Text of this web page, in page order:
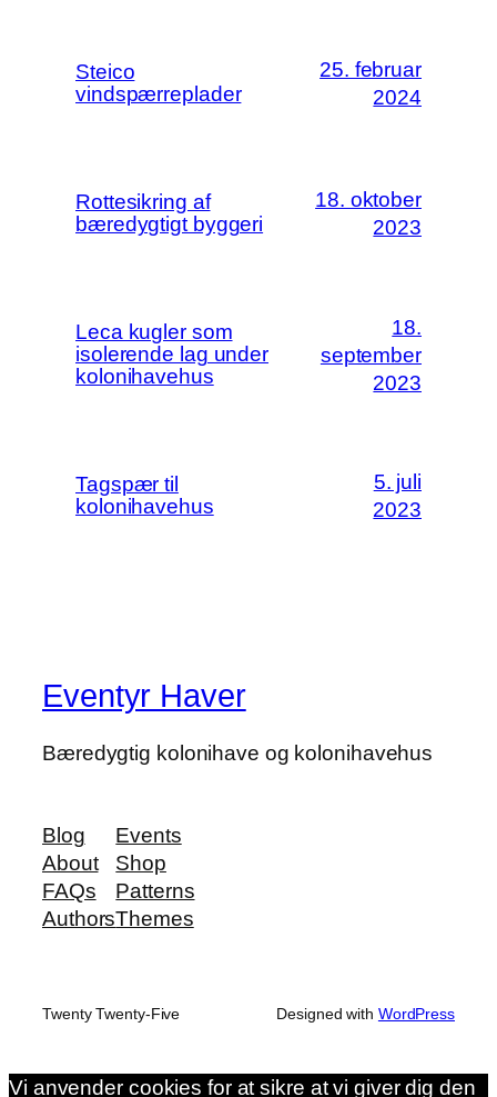
Steico
vindspærreplader
25. februar
2024
Rottesikring af
bæredygtigt byggeri
18. oktober
2023
Leca kugler som
isolerende lag under
kolonihavehus
18.
september
2023
Tagspær til
kolonihavehus
5. juli
2023
Eventyr Haver
Bæredygtig kolonihave og kolonihavehus
Blog
About
FAQs
Authors
Events
Shop
Patterns
Themes
Twenty Twenty-Five Designed with WordPress
Vi anvender cookies for at sikre at vi giver dig den